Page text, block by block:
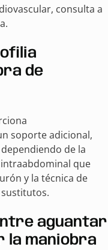
consulta a
de
soporte adicional,
de la
que
y la técnica de
aguantar
la maniobra